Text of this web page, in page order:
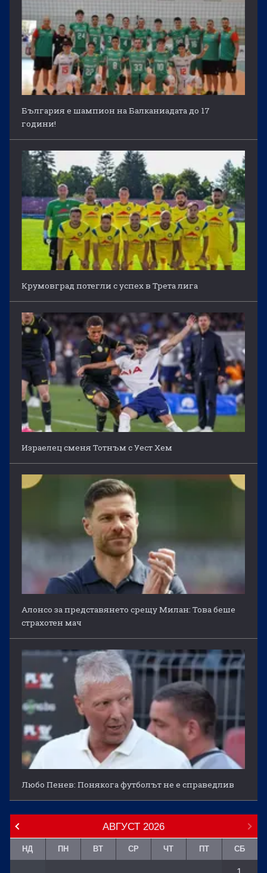
България е шампион на Балканиадата до 17
години!
Крумовград потегли с успех в Трета лига
Израелец сменя Тотнъм с Уест Хем
Алонсо за представянето срещу Милан: Това беше
страхотен мач
Любо Пенев: Понякога футболът не е справедлив
АВГУСТ 2026
НД ПН ВТ СР ЧТ ПТ СБ